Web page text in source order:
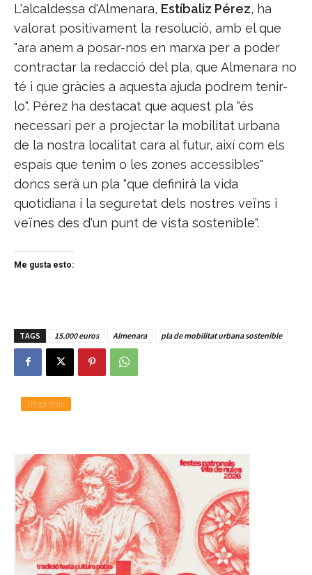
L'alcaldessa d'Almenara, Estíbaliz Pérez, ha
valorat positivament la resolució, amb el que
"ara anem a posar-nos en marxa per a poder
contractar la redacció del pla, que Almenara no
té i que gràcies a aquesta ajuda podrem tenir-
lo". Pérez ha destacat que aquest pla "és
necessari per a projectar la mobilitat urbana
de la nostra localitat cara al futur, així com els
espais que tenim o les zones accessibles"
doncs serà un pla "que definirà la vida
quotidiana i la seguretat dels nostres veïns i
veïnes des d'un punt de vista sostenible".
Me gusta esto:
TAGS 15.000 euros Almenara pla de mobilitat urbana sostenible
Imprimir